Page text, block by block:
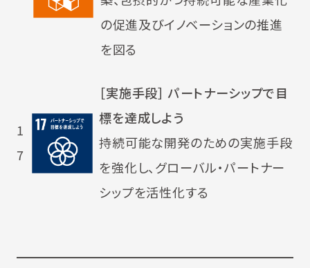
の促進及びイノベーションの推進
を図る
1
7
［実施手段］ パートナーシップで目
標を達成しよう
持続可能な開発のための実施手段
を強化し、グローバル・パートナー
シップを活性化する